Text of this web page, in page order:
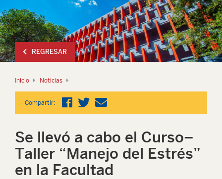
REGRESAR
Inicio Noticias
Compartir:
Se llevó a cabo el Curso–
Taller “Manejo del Estrés”
en la Facultad